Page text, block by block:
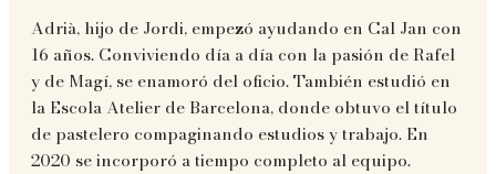
Adrià, hijo de Jordi, empezó ayudando en Cal Jan con
16 años. Conviviendo día a día con la pasión de Rafel
y de Magí, se enamoró del oficio. También estudió en
la Escola Atelier de Barcelona, donde obtuvo el título
de pastelero compaginando estudios y trabajo. En
2020 se incorporó a tiempo completo al equipo.